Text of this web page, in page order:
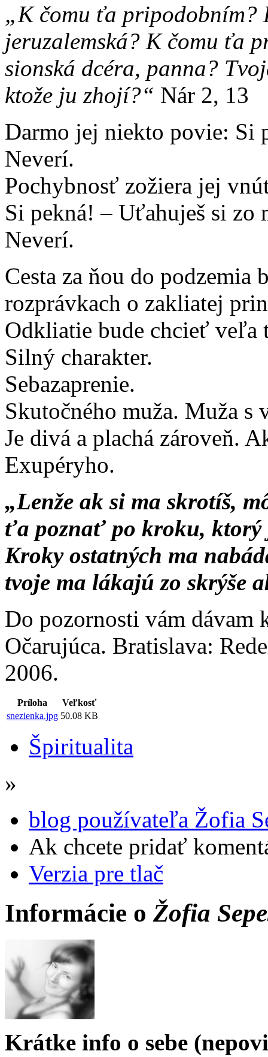
„K čomu ťa pripodobním?
jeruzalemská? K čomu ťa
sionská dcéra, panna?
ktože ju zhojí?“ Nár 2, 13
Darmo jej niekto povie: Si
Neverí.
Pochybnosť zožiera jej
Si pekná! – Uťahuješ si zo
Neverí.
Cesta za ňou do podzemia
rozprávkach o zakliatej
Odkliatie bude chcieť veľa
Silný charakter.
Sebazaprenie.
Skutočného muža. Muža s
Je divá a plachá zároveň.
Exupéryho.
„Lenže ak si ma skrotíš,
ťa poznať po kroku, ktorý
Kroky ostatných ma
tvoje ma lákajú zo skrýše
Do pozornosti vám dávam
Očarujúca. Bratislava:
2006.
Príloha
Veľkosť
snezienka.jpg 50.08 KB
Špiritualita
»
blog používateľa Žofia
Ak chcete pridať
Verzia pre tlač
Informácie o Žofia
Krátke info o sebe